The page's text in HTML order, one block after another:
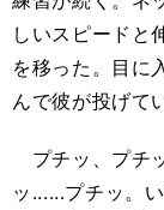
しいスピードと
を移った。目に
んで彼が投げて
プチッ、プチ
ッ......プチッ。